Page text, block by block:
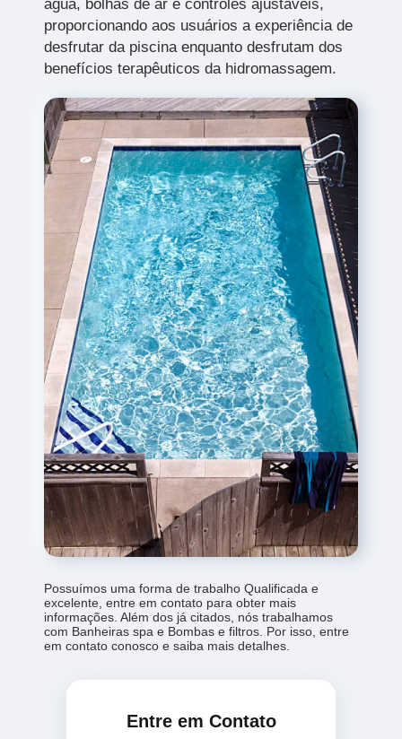
água, bolhas de ar e controles ajustáveis,
proporcionando aos usuários a experiência de
desfrutar da piscina enquanto desfrutam dos
benefícios terapêuticos da hidromassagem.
Possuímos uma forma de trabalho Qualificada e
excelente, entre em contato para obter mais
informações. Além dos já citados, nós trabalhamos
com Banheiras spa e Bombas e filtros. Por isso, entre
em contato conosco e saiba mais detalhes.
Entre em Contato